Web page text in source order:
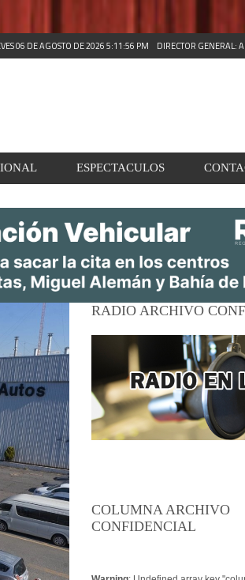
06 DE AGOSTO DE 2026 5:11:58 PM DIRECTOR GENERAL:
ESPECTACULOS
RADIO ARCHIVO
COLUMNA ARCHIVO
CONFIDENCIAL